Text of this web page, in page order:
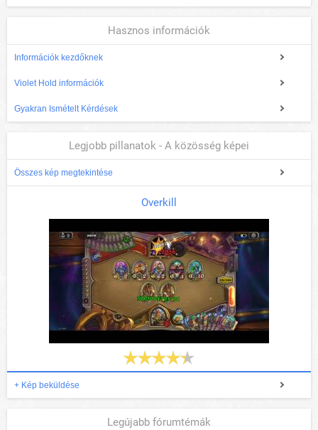
Hasznos információk
Információk kezdőknek
Violet Hold információk
Gyakran Ismételt Kérdések
Legjobb pillanatok - A közösség képei
Összes kép megtekintése
Overkill
+ Kép beküldése
Legújabb fórumtémák